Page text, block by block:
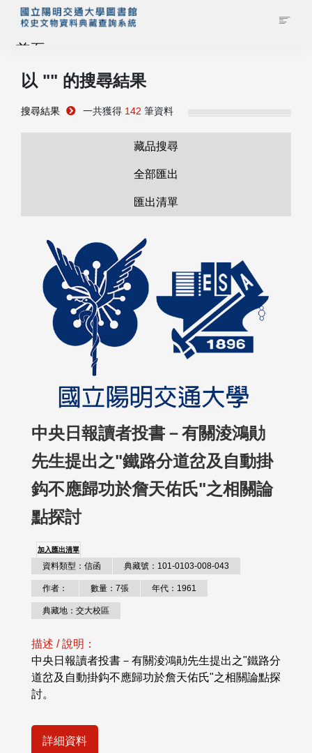
首頁
藏品查詢
管理者登入
以 "" 的搜尋結果
搜尋結果 一共獲得 142 筆資料
藏品搜尋
全部匯出
匯出清單
中央日報讀者投書－有關淩鴻勛
先生提出之"鐵路分道岔及自動掛
鈎不應歸功於詹天佑氏"之相關論
點探討
加入匯出清單
資料類型：信函 典藏號：101-0103-008-043
作者： 數量：7張 年代：1961
典藏地：交大校區
描述 / 說明：
中央日報讀者投書－有關淩鴻勛先生提出之"鐵路分
道岔及自動掛鈎不應歸功於詹天佑氏"之相關論點探
討。
詳細資料